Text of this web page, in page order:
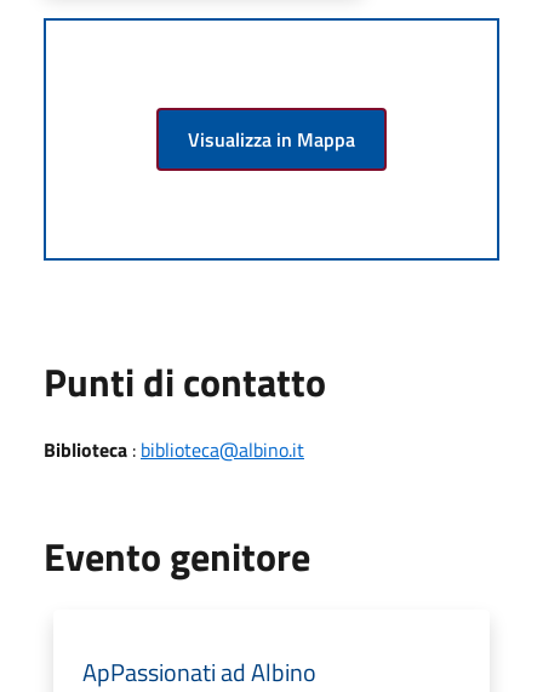
Visualizza in Mappa
Punti di contatto
Biblioteca : biblioteca@albino.it
Evento genitore
ApPassionati ad Albino